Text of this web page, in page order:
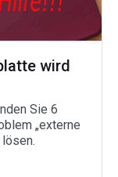
wird
Sie 6
„externe